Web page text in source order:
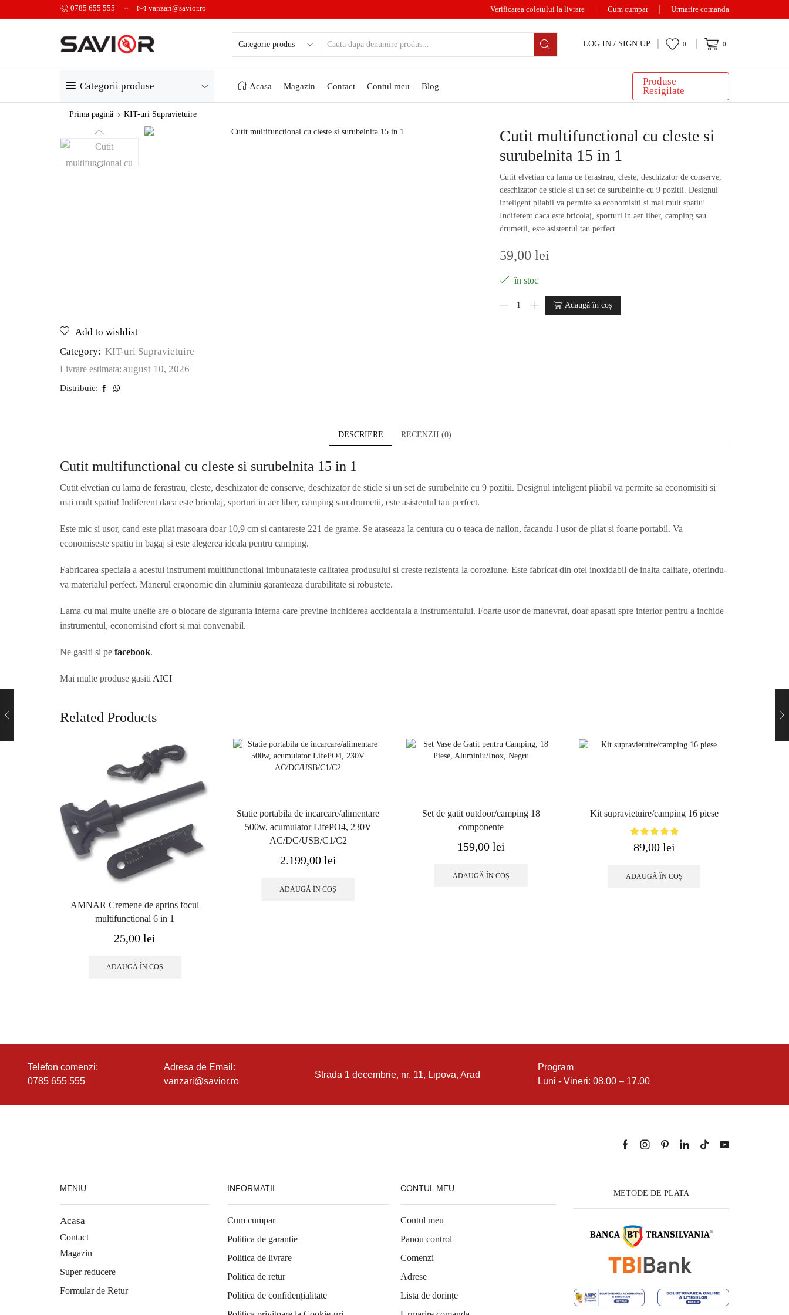
0785 655 555 vanzari@savior.ro Verificarea coletului la livrare Cum cumpar Urmarire comanda
LOG IN / SIGN UP 0 0
Categorii produse Acasa Magazin Contact Contul meu Blog
Produse
Resigilate
Prima pagină KIT-uri Supravietuire
Cutit multifunctional cu cleste si
surubelnita 15 in 1
Cutit elvetian cu lama de ferastrau, cleste, deschizator de conserve,
deschizator de sticle si un set de surubelnite cu 9 pozitii. Designul
inteligent pliabil va permite sa economisiti si mai mult spatiu!
Indiferent daca este bricolaj, sporturi in aer liber, camping sau
drumetii, este asistentul tau perfect.
59,00 lei
în stoc
Adaugă în coș
Add to wishlist
Category: KIT-uri Supravietuire
Livrare estimata: august 10, 2026
Distribuie:
DESCRIERE RECENZII (0)
Cutit multifunctional cu cleste si surubelnita 15 in 1
Cutit elvetian cu lama de ferastrau, cleste, deschizator de conserve, deschizator de sticle si un set de surubelnite cu 9 pozitii. Designul inteligent pliabil va permite sa economisiti si
mai mult spatiu! Indiferent daca este bricolaj, sporturi in aer liber, camping sau drumetii, este asistentul tau perfect.
Este mic si usor, cand este pliat masoara doar 10,9 cm si cantareste 221 de grame. Se ataseaza la centura cu o teaca de nailon, facandu-l usor de pliat si foarte portabil. Va
economiseste spatiu in bagaj si este alegerea ideala pentru camping.
Fabricarea speciala a acestui instrument multifunctional imbunatateste calitatea produsului si creste rezistenta la coroziune. Este fabricat din otel inoxidabil de inalta calitate, oferindu-
va materialul perfect. Manerul ergonomic din aluminiu garanteaza durabilitate si robustete.
Lama cu mai multe unelte are o blocare de siguranta interna care previne inchiderea accidentala a instrumentului. Foarte usor de manevrat, doar apasati spre interior pentru a inchide
instrumentul, economisind efort si mai convenabil.
Ne gasiti si pe facebook.
Mai multe produse gasiti AICI
Related Products
AMNAR Cremene de aprins focul
multifunctional 6 in 1
25,00lei
ADAUGĂ ÎN COȘ
Statie portabila de incarcare/alimentare
500w, acumulator LifePO4, 230V
AC/DC/USB/C1/C2
2.199,00 lei
ADAUGĂ ÎN COȘ
Set de gatit outdoor/camping 18
componente
159,00 lei
ADAUGĂ ÎN COȘ
Kit supravietuire/camping 16 piese
89,00 lei
ADAUGĂ ÎN COȘ
Telefon comenzi:
0785 655 555
Adresa de Email:
vanzari@savior.ro
Strada 1 decembrie, nr. 11, Lipova, Arad
Program
Luni - Vineri: 08.00 – 17.00
MENIU
Acasa
Contact
Magazin
Super reducere
Formular de Retur
INFORMATII
Cum cumpar
Politica de garantie
Politica de livrare
Politica de retur
Politica de confidențialitate
CONTUL MEU
Contul meu
Panou control
Comenzi
Adrese
Lista de dorințe
METODE DE PLATA